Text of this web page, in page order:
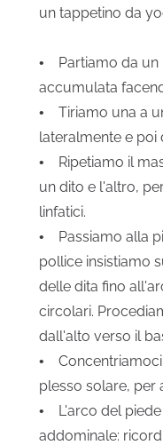
un tappetino da
• Partiamo da un
accumulata
• Tiriamo una a
lateralmente e poi
• Ripetiamo il
un dito e l'altro,
linfatici.
• Passiamo alla
pollice insistiamo
delle dita fino
circolari.
dall'alto verso il
• Concentriamoci
plesso solare, per
• L'arco del piede
addominale: